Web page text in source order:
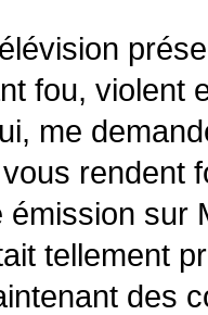
fou, violent
me
rendent
sur
tellement
des